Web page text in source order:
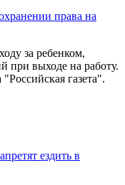
права на
за ребенком,
при выходе на работу.
газета".
ездить в